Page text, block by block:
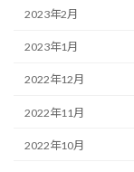
2023年2月
2023年1月
2022年12月
2022年11月
2022年10月